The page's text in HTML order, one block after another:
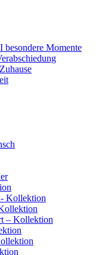
besondere Momente
Kollektion
– Kollektion